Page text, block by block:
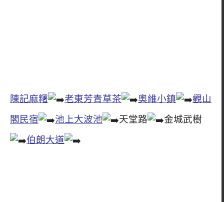
陳記麻糬 老東芳青草茶 奧維小鎮
觀山
閣民宿
池上大波池 天堂路
金城武樹
伯朗大道